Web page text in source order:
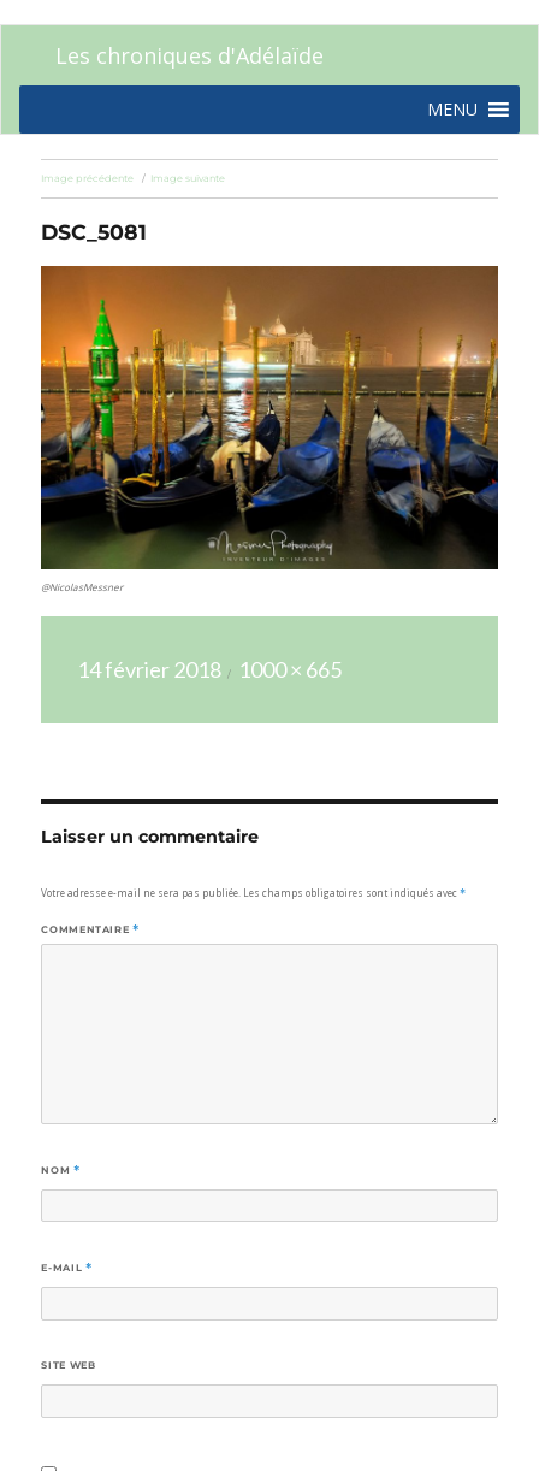
Les chroniques d'Adélaïde
MENU
Image précédente Image suivante
DSC_5081
@NicolasMessner
14 février 2018
réelle
1000 × 665
Laisser un commentaire
Votre adresse e-mail ne sera pas publiée. Les champs obligatoires sont indiqués avec*
COMMENTAIRE *
NOM *
E-MAIL *
SITE WEB